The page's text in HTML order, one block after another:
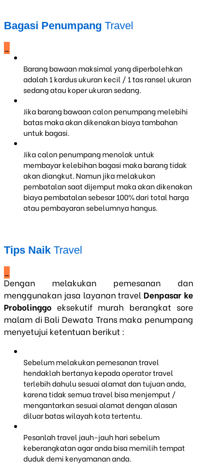
Bagasi Penumpang Travel
_
Barang bawaan maksimal yang diperbolehkan
adalah 1 kardus ukuran kecil / 1 tas ransel ukuran
sedang atau koper ukuran sedang.
Jika barang bawaan calon penumpang melebihi
batas maka akan dikenakan biaya tambahan
untuk bagasi.
Jika calon penumpang menolak untuk
membayar kelebihan bagasi maka barang tidak
akan diangkut. Namun jika melakukan
pembatalan saat dijemput maka akan dikenakan
biaya pembatalan sebesar 100% dari total harga
atau pembayaran sebelumnya hangus.
Tips Naik Travel
_
Dengan melakukan pemesanan dan
menggunakan jasa layanan travel Denpasar ke
Probolinggoeksekutif murah berangkat sore
malam di Bali Dewata Trans maka penumpang
menyetujui ketentuan berikut :
Sebelum melakukan pemesanan travel
hendaklah bertanya kepada operator travel
terlebih dahulu sesuai alamat dan tujuan anda,
karena tidak semua travel bisa menjemput /
mengantarkan sesuai alamat dengan alasan
diluar batas wilayah kota tertentu.
Pesanlah travel jauh-jauh hari sebelum
keberangkatan agar anda bisa memilih tempat
duduk demi kenyamanan anda.